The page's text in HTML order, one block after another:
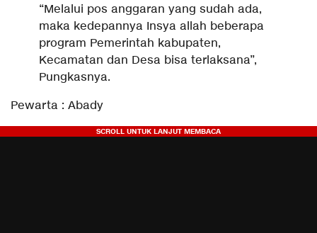
“Melalui pos anggaran yang sudah ada,
maka kedepannya Insya allah beberapa
program Pemerintah kabupaten,
Kecamatan dan Desa bisa terlaksana”,
Pungkasnya.
Pewarta : Abady